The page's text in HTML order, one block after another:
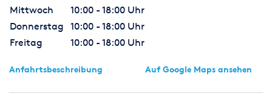
Mittwoch
10:00 - 18:00 Uhr
Donnerstag
10:00 - 18:00 Uhr
Freitag
10:00 - 18:00 Uhr
Anfahrtsbeschreibung Auf Google Maps ansehen